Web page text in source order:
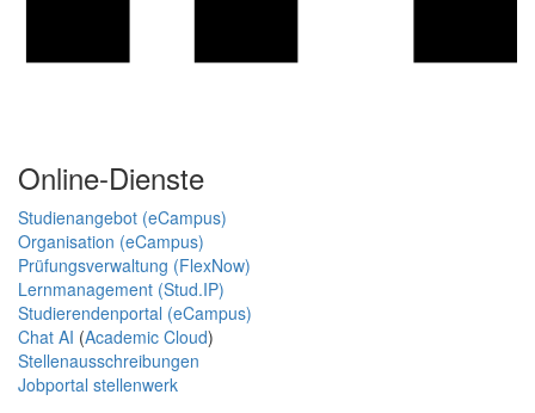
Online-Dienste
Studienangebot (eCampus)
Organisation (eCampus)
Prüfungsverwaltung (FlexNow)
Lernmanagement (Stud.IP)
Studierendenportal (eCampus)
Chat AI (Academic Cloud)
Stellenausschreibungen
Jobportal stellenwerk